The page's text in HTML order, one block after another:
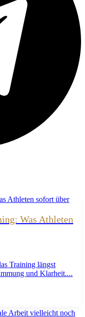
Was Athleten
Training längst
und Klarheit....